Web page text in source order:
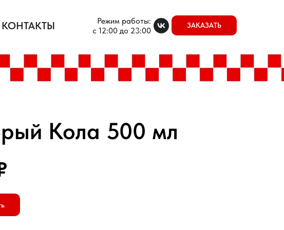
КОНТАКТЫ
Режим работы:
с 12:00 до 23:00
ЗАКАЗАТЬ
Кола 500 мл